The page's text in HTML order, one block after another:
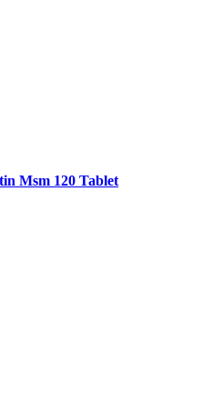
Msm 120 Tablet